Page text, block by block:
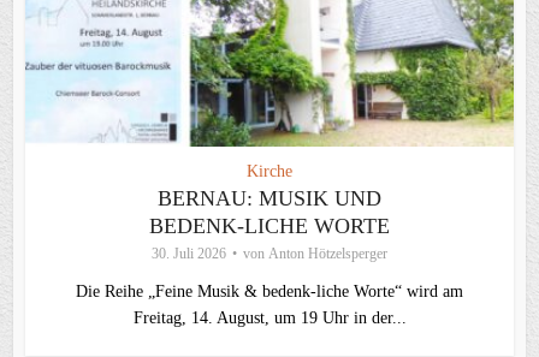
Kirche
BERNAU: MUSIK UND
BEDENK-LICHE WORTE
30. Juli 2026 von Anton Hötzelsperger
Die Reihe „Feine Musik & bedenk-liche Worte“ wird am
Freitag, 14. August, um 19 Uhr in der...